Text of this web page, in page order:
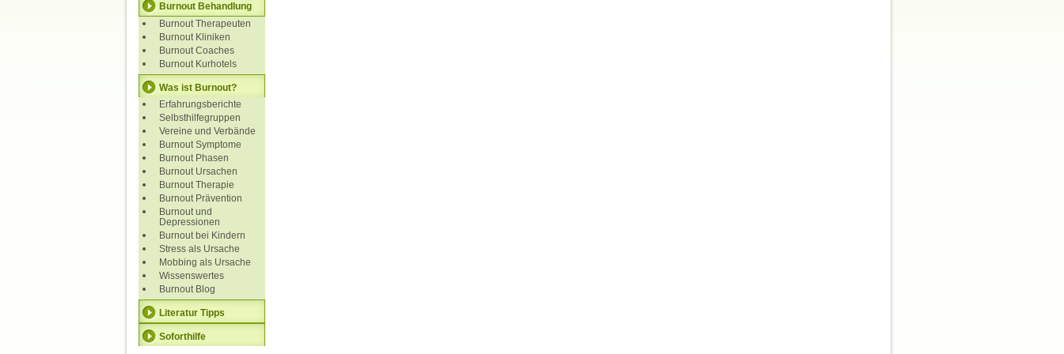
Burnout Behandlung
Burnout Therapeuten
Burnout Kliniken
Burnout Coaches
Burnout Kurhotels
Was ist Burnout?
Erfahrungsberichte
Selbsthilfegruppen
Vereine und Verbände
Burnout Symptome
Burnout Phasen
Burnout Ursachen
Burnout Therapie
Burnout Prävention
Burnout und
Depressionen
Burnout bei Kindern
Stress als Ursache
Mobbing als Ursache
Wissenswertes
Burnout Blog
Literatur Tipps
Soforthilfe